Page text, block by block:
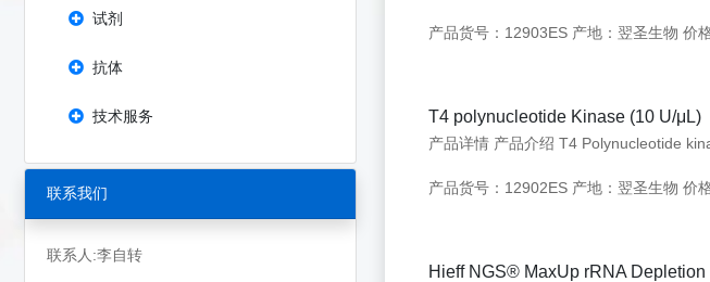
试剂
抗体
技术服务
联系我们
联系人:李自转
产品货号：12903ES 产地：翌圣生物 价
T4 polynucleotide Kinase (10 U/μL)
产品货号：12902ES 产地：翌圣生物 价
Hieff NGS® MaxUp rRNA Depletion